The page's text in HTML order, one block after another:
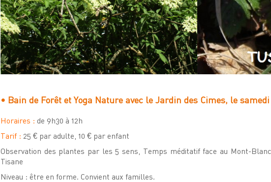
• Bain de Forêt et Yoga Nature avec le Jardin des Cimes, le
Horaires : de 9h30 à 12h
Tarif : 25 € par adulte, 10 € par enfant
Observation des plantes par les 5 sens, Temps méditatif face au Mont-
Tisane
Niveau : être en forme. Convient aux familles.